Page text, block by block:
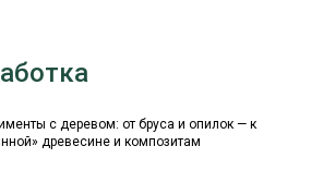
с деревом: от бруса и опилок — к
древесине и композитам